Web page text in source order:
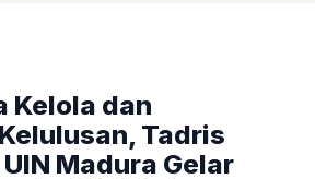
Kelola dan
Tadris
Madura Gelar